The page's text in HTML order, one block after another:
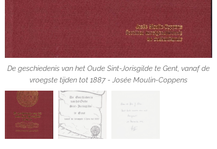
De geschiedenis van het Oude Sint-Jorisgilde te Gent, vanaf de
vroegste tijden tot 1887 - Josée Moulin-Coppens
De geschiedenis van het Oude Sint-Jorisgilde te Gent, vanaf de
vroegste tijden tot 1887 - Josée Moulin-Coppens
De geschiedenis van het Oude Sint-Jorisgilde te Gent, vanaf de